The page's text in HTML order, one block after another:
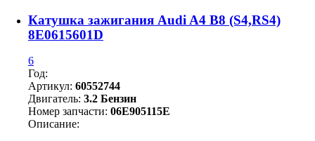
Катушка зажигания Audi A4 B8 (S4,RS4)
8E0615601D
6
Год:
Артикул: 60552744
Двигатель: 3.2 Бензин
Номер запчасти: 06E905115E
Описание: